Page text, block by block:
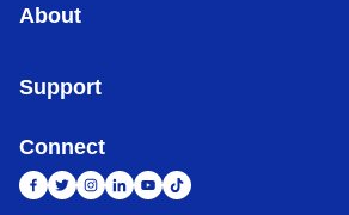
About
Support
Connect